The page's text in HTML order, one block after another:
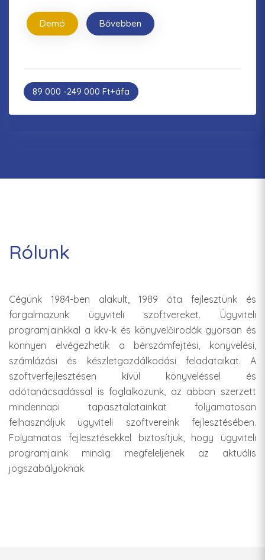
Demó Bővebben
89 000 -249 000 Ft+áfa
Rólunk
Cégünk 1984-ben alakult, 1989 óta fejlesztünk és
forgalmazunk ügyviteli szoftvereket. Ügyviteli
programjainkkal a kkv-k és könyvelőirodák gyorsan és
könnyen elvégezhetik a bérszámfejtési, könyvelési,
számlázási és készletgazdálkodási feladataikat. A
szoftverfejlesztésen kívül könyveléssel és
adótanácsadással is foglalkozunk, az abban szerzett
mindennapi tapasztalatainkat folyamatosan
felhasználjuk ügyviteli szoftvereink fejlesztésében.
Folyamatos fejlesztésekkel biztosítjuk, hogy ügyviteli
programjaink mindig megfeleljenek az aktuális
jogszabályoknak.